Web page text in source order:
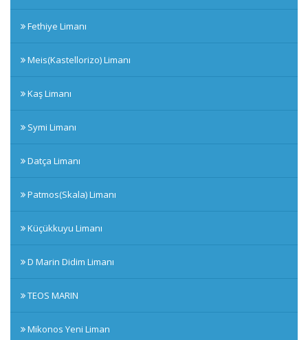
Fethiye Limanı
Meis(Kastellorizo) Limanı
Kaş Limanı
Symi Limanı
Datça Limanı
Patmos(Skala) Limanı
Küçükkuyu Limanı
D Marin Didim Limanı
TEOS MARIN
Mikonos Yeni Liman